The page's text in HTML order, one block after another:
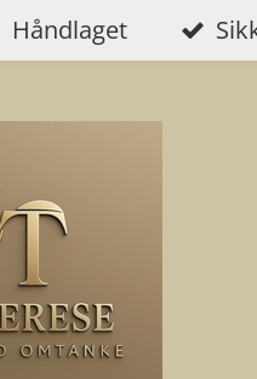
Håndlaget